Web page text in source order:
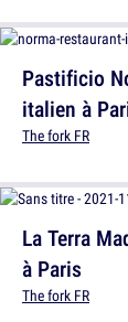
La Terra
à Paris
The fork FR
Pastificio
italien à
The fork FR